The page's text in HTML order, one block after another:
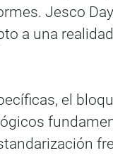
Jesco
a una
el